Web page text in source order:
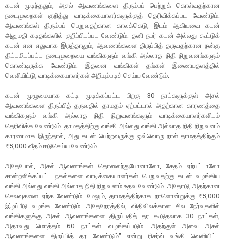
கடன் முடிந்ததும், அசல் ஆவணங்களை திரும்பப் பெற்றுக் கொள்வதற்கான
நடைமுறைகள் குறித்து வாடிக்கையாளர்களுக்குத் தெரிவிக்கப்பட வேண்டும்.
ஆவணங்கள் திரும்பப் பெறுவதற்கான காலக்கெடு, இடம் ஆகியவை கடன்
அனுமதி கடிதங்களில் குறிப்பிடப்பட வேண்டும். தனி நபர் கடன் அல்லது கூட்டுக்
கடன் என எதுவாக இருந்தாலும், ஆவணங்களை திருப்பித் தருவதற்கான நன்கு
திட்டமிடப்பட்ட நடைமுறையை வங்கிகளும் வங்கி அல்லாத நிதி நிறுவனங்களும்
கொண்டிருக்க வேண்டும். இதனை வங்கிகள் தங்கள் இணையதளத்தில்
வெளியிட்டு, வாடிக்கையாளர்கள் அறியும்படிச் செய்ய வேண்டும்.
கடன் முழுமையாக கட்டி முடிக்கப்பட்ட பிறகு 30 நாட்களுக்குள் அசல்
ஆவணங்களை திருப்பித் தருவதில் தாமதம் ஏற்பட்டால் அதற்கான காரணத்தை
வங்கிகளும் வங்கி அல்லாத நிதி நிறுவனங்களும் வாடிக்கையாளர்களிடம்
தெரிவிக்க வேண்டும். தாமதத்திற்கு வங்கி அல்லது வங்கி அல்லாத நிதி நிறுவனம்
காரணமாக இருந்தால், அது கடன் பெற்றவருக்கு ஒவ்வொரு நாள் தாமதத்திற்கும்
₹5,000 வீதம் ஈடுசெய்ய வேண்டும்.
அதேபோல், அசல் ஆவணங்கள் தொலைந்துபோனாலோ, சேதம் ஏற்பட்டாலோ
சான்றளிக்கப்பட்ட நகல்களை வாடிக்கையாளர்கள் பெறுவதற்கு கடன் வழங்கிய
வங்கி அல்லது வங்கி அல்லாத நிதி நிறுவனம் உதவ வேண்டும். அதோடு, அதற்கான
செலவுகளை ஏற்க வேண்டும். மேலும், தாமதத்திற்காக நாளொன்றுக்கு ₹5,000
இழப்பீடு வழங்க வேண்டும். அதேநேரத்தில், விதிவிலக்கான சில நேர்வுகளில்
வங்கிகளுக்கு அசல் ஆவணங்களை திருப்பதித் தர கூடுதலாக 30 நாட்கள்,
அதாவது மொத்தம் 60 நாட்கள் வழங்கப்படும். அதற்குள் அவை அசல்
ஆவணங்களை திருப்பித் தர வேண்டும்" என்று ரிசர்வ் வங்கி வெளியிட்ட